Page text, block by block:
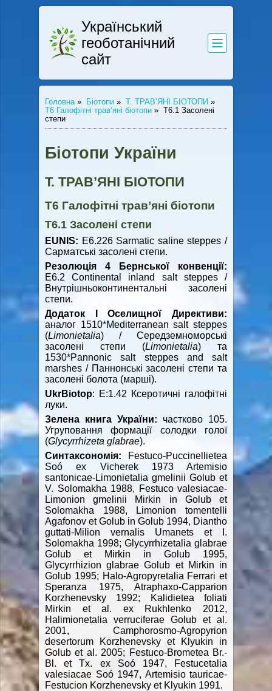
Український
геоботанічний
сайт
Головна » Біотопи » Т. ТРАВ’ЯНІ БІОТОПИ »
Т6 Галофітні трав’яні біотопи » Т6.1 Засолені
степи
Біотопи України
Т. ТРАВ’ЯНІ БІОТОПИ
Т6 Галофітні трав’яні біотопи
Т6.1 Засолені степи
EUNIS: E6.226 Sarmatic saline steppes /
Сарматські засолені степи.
Резолюція 4 Бернської конвенції:
E6.2 Continental inland salt steppes /
Внутрішньоконтинентальні засолені
степи.
Додаток І Оселищної Директиви:
аналог 1510*Mediterranean salt steppes
(Limonietalia) / Середземноморські
засолені степи (Limonietalia) та
1530*Pannonic salt steppes and salt
marshes / Паннонські засолені степи та
засолені болота (марші).
UkrBiotop: Е:1.42 Ксеротичні галофітні
луки.
Зелена книга України: частково 105.
Угруповання формації солодки голої
(Glycyrrhizeta glabrae).
Синтаксономія: Festuco-Puccinellietea
Soó ex Vicherek 1973 Artemisio
santonicae-Limonietalia gmelinii Golub et
V. Solomakha 1988, Festuco valesiacae-
Limonion gmelinii Mirkin in Golub et
Solomakha 1988, Limonion tomentelli
Agafonov et Golub in Golub 1994, Diantho
guttati-Milion vernalis Umanets et I.
Solomakha 1998; Glycyrrhizetalia glabrae
Golub et Mirkin in Golub 1995,
Glycyrrhizion glabrae Golub et Mirkin in
Golub 1995; Halo-Agropyretalia Ferrari et
Speranza 1975, Atraphaxo-Capparion
Korzhenevsky 1992; Kalidietea foliati
Mirkin et al. ex Rukhlenko 2012,
Halimionetalia verruciferae Golub et al.
2001, Camphorosmo-Agropyrion
desertorum Korzhenevsky et Klyukin in
Golub et al. 2005; Festuco-Brometea Br.-
Bl. et Tx. ex Soó 1947, Festucetalia
valesiacae Soó 1947, Artemisio tauricae-
Festucion Korzhenevsky et Klyukin 1991.